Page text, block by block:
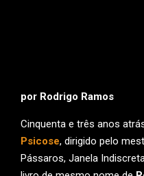
por Rodrigo Ramos
Cinquenta e três anos
Psicose, dirigido pelo
Pássaros, Janela